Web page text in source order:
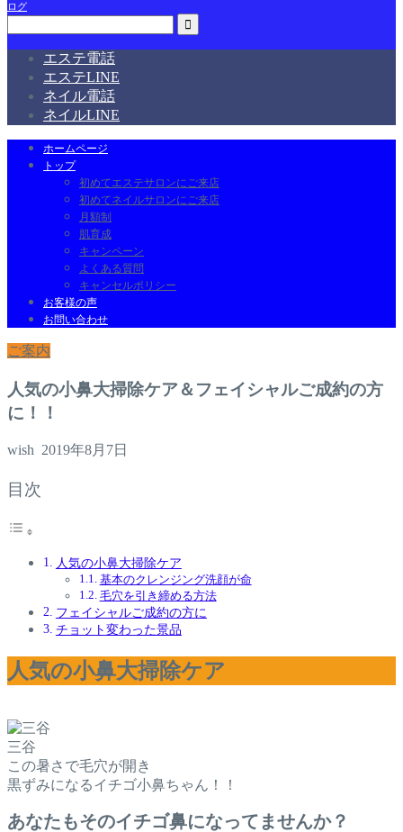
ログ
エステ電話
エステLINE
ネイル電話
ネイルLINE
ホームページ
トップ
初めてエステサロンにご来店
初めてネイルサロンにご来店
月額制
肌育成
キャンペーン
よくある質問
キャンセルポリシー
お客様の声
お問い合わせ
ご案内
人気の小鼻大掃除ケア＆フェイシャルご成約の方
に！！
wish 2019年8月7日
目次
人気の小鼻大掃除ケア
基本のクレンジング洗顔が命
毛穴を引き締める方法
フェイシャルご成約の方に
チョット変わった景品
人気の小鼻大掃除ケア
三谷
この暑さで毛穴が開き
黒ずみになるイチゴ小鼻ちゃん！！
あなたもそのイチゴ鼻になってませんか？